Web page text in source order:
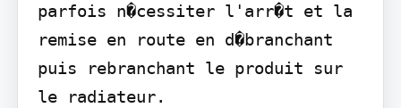
parfois n�cessiter l'arr�t et la
remise en route en d�branchant
puis rebranchant le produit sur
le radiateur.